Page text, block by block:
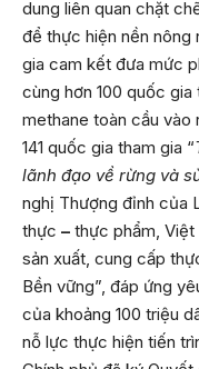
dung liên quan chặt
để thực hiện nền nông
gia cam kết đưa mức
cùng hơn 100 quốc
methane toàn cầu vào
141 quốc gia tham gia “
lãnh đạo về rừng và
nghị Thượng đỉnh của
thực – thực phẩm,
sản xuất, cung cấp
Bền vững”, đáp ứng
của khoảng 100 triệu
nỗ lực thực hiện tiến